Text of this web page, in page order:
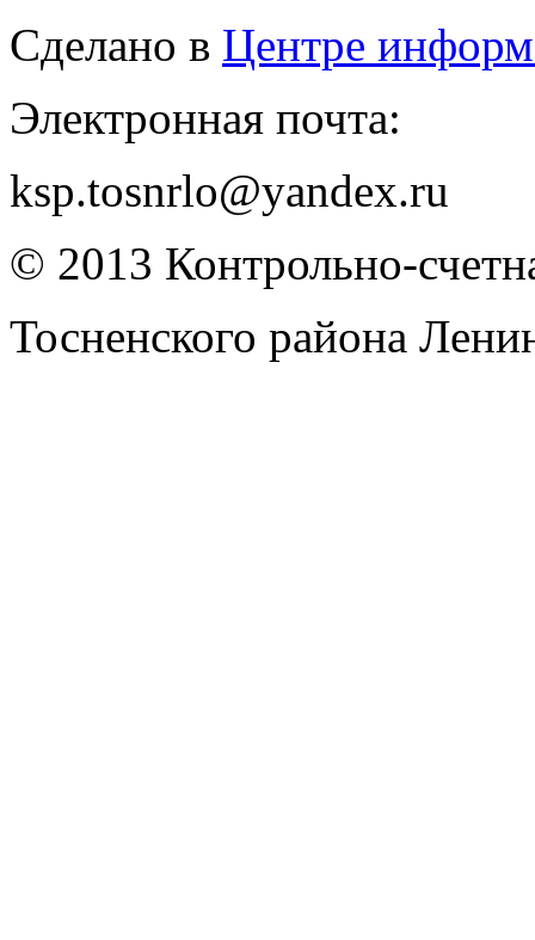
Сделано в Центре
Электронная почта:
ksp.tosnrlo@yandex.ru
© 2013 Контрольно-
Тосненского района